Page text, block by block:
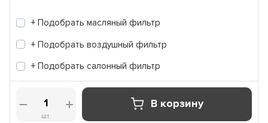
+ Подобрать масляный фильтр
+ Подобрать воздушный фильтр
+ Подобрать салонный фильтр
шт.
В корзину